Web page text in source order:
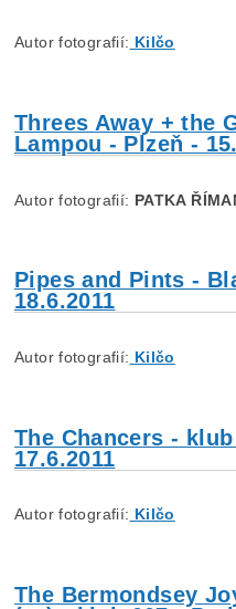
Autor fotografií: Kilčo
Threes Away + the
Lampou - Plzeň -
Autor fotografií: PATKA
Pipes and Pints -
18.6.2011
Autor fotografií: Kilčo
The Chancers -
17.6.2011
Autor fotografií: Kilčo
The Bermondsey